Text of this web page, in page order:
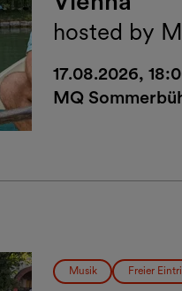
hosted by
17.08.2026,
MQ
Musik Freier